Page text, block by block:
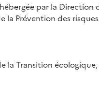
par la
la Prévention des
la Transition